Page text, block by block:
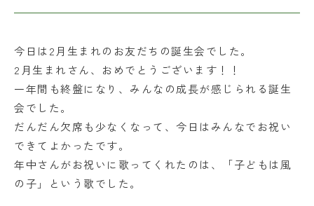
FAQ
公開行事 お問い合わせ
採用情報
今日は2月生まれのお友だちの誕生会でした。
2月生まれさん、おめでとうございます！！
一年間も終盤になり、みんなの成長が感じられる誕生
会でした。
だんだん欠席も少なくなって、今日はみんなでお祝い
できてよかったです。
年中さんがお祝いに歌ってくれたのは、「子どもは風
の子」という歌でした。